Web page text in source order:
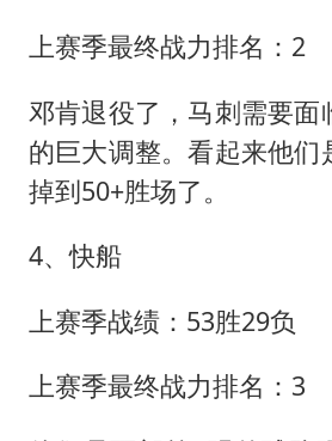
上赛季最终战力排名：2
邓肯退役了，马刺需要面
的巨大调整。看起来他们
掉到50+胜场了。
4、快船
上赛季战绩：53胜29负
上赛季最终战力排名：3